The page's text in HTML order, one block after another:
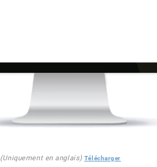
(Uniquement en anglais) Télécharger